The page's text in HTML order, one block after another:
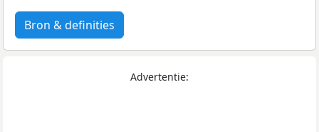
Bron & definities
Advertentie: